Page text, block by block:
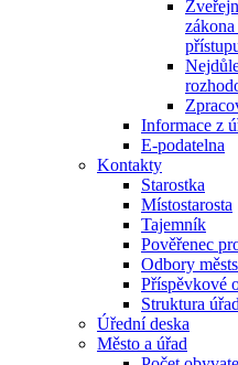
Informace z
E-podatelna
Kontakty
Starostka
Místostarosta
Tajemník
Pověřenec
Odbory
Příspěvkové
Struktura
Úřední deska
Město a úřad